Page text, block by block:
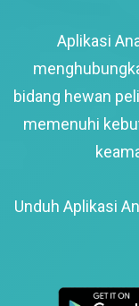
Aplikasi
bidang hewan
memenuhi
Unduh Aplikasi